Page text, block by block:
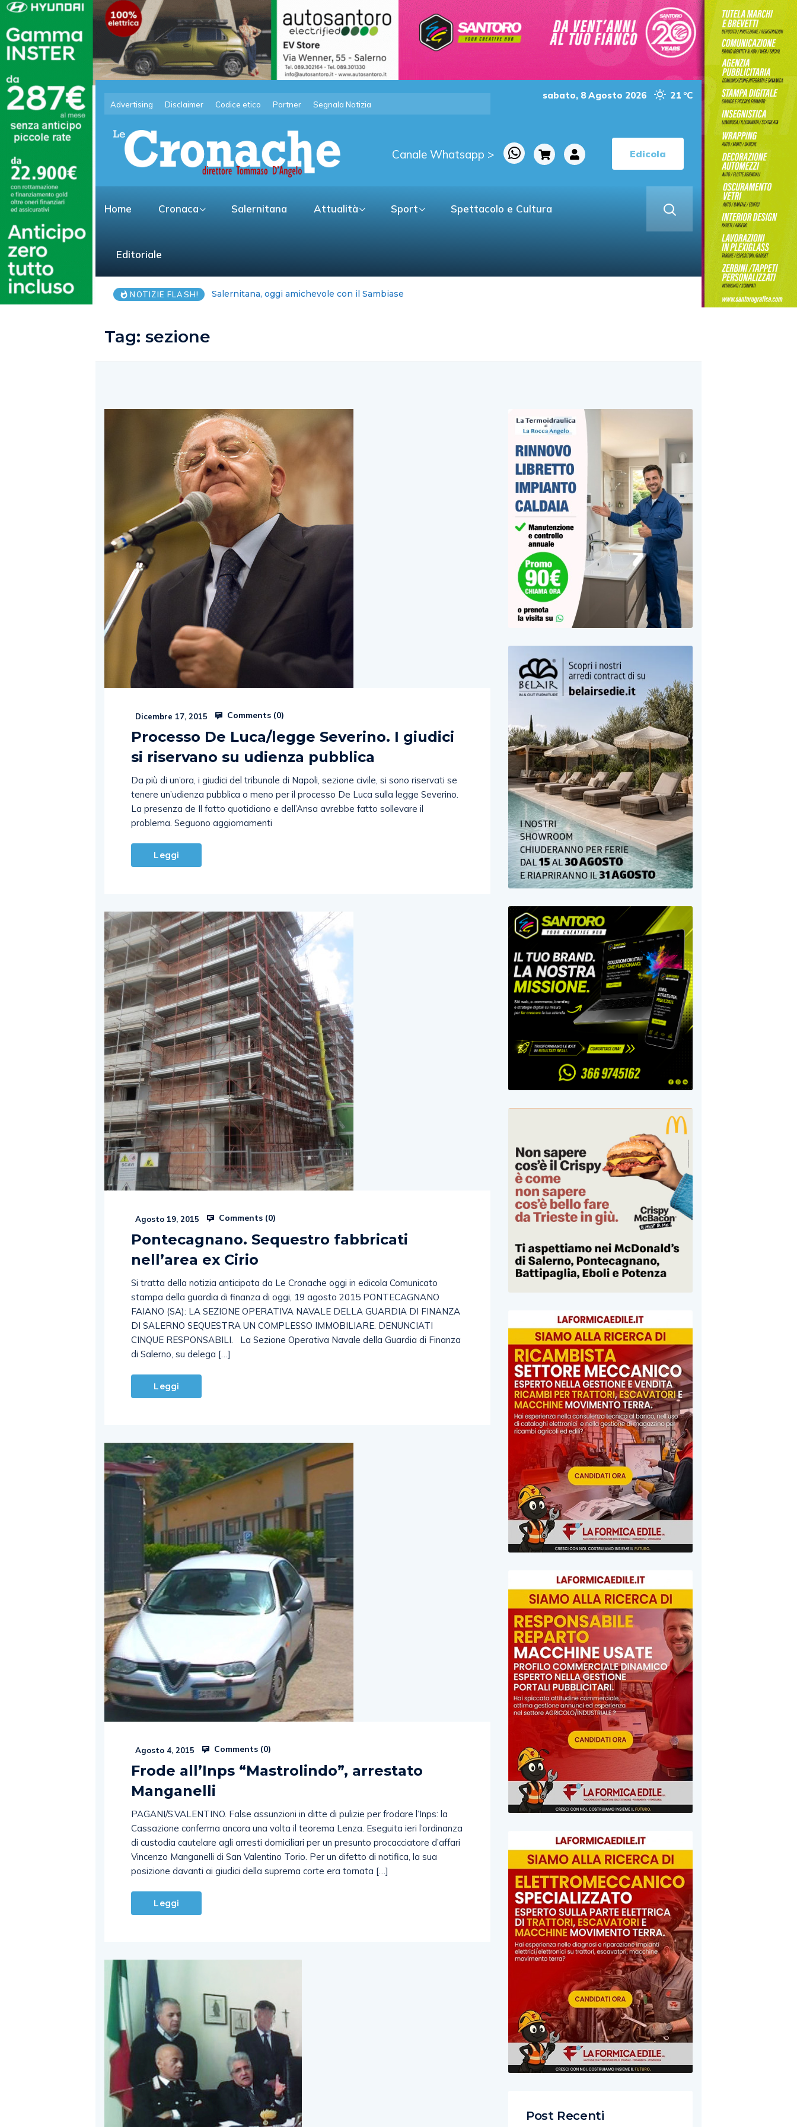
Advertising Disclaimer Codice etico Partner Segnala Notizia
sabato, 8 Agosto 2026 21 °C
Canale Whatsapp > Edicola
Home Cronaca Salernitana Attualità Sport Spettacolo e Cultura
Editoriale
NOTIZIE FLASH! Blackout Internet blocca la Costiera : FeNAILP, chiederemo i danni
Tag:sezione
Dicembre 17, 2015 Comments (0)
Processo De Luca/legge Severino. I giudici
si riservano su udienza pubblica
Da più di un’ora, i giudici del tribunale di Napoli, sezione civile, si sono riservati se
tenere un’udienza pubblica o meno per il processo De Luca sulla legge Severino.
La presenza de Il fatto quotidiano e dell’Ansa avrebbe fatto sollevare il
problema. Seguono aggiornamenti
Leggi
Agosto 19, 2015 Comments (0)
Pontecagnano. Sequestro fabbricati
nell’area ex Cirio
Si tratta della notizia anticipata da Le Cronache oggi in edicola Comunicato
stampa della guardia di finanza di oggi, 19 agosto 2015 PONTECAGNANO
FAIANO (SA): LA SEZIONE OPERATIVA NAVALE DELLA GUARDIA DI FINANZA
DI SALERNO SEQUESTRA UN COMPLESSO IMMOBILIARE. DENUNCIATI
CINQUE RESPONSABILI. La Sezione Operativa Navale della Guardia di Finanza
di Salerno, su delega […]
Leggi
Agosto 4, 2015 Comments (0)
Frode all’Inps “Mastrolindo”, arrestato
Manganelli
PAGANI/S.VALENTINO. False assunzioni in ditte di pulizie per frodare l’Inps: la
Cassazione conferma ancora una volta il teorema Lenza. Eseguita ieri l’ordinanza
di custodia cautelare agli arresti domiciliari per un presunto procacciatore d’affari
Vincenzo Manganelli di San Valentino Torio. Per un difetto di notifica, la sua
posizione davanti ai giudici della suprema corte era tornata […]
Leggi
Post Recenti